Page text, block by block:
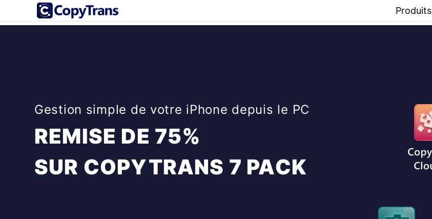
Produits
Gestion simple de votre iPhone depuis le PC
REMISE DE 75%
SUR COPYTRANS 7 PACK